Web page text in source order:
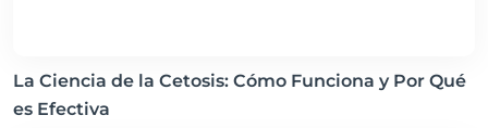
La Ciencia de la Cetosis: Cómo Funciona y Por Qué
es Efectiva